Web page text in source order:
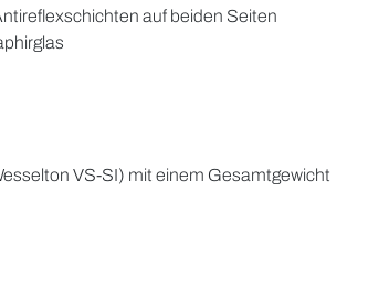
auf beiden Seiten
VS-SI) mit einem Gesamtgewicht